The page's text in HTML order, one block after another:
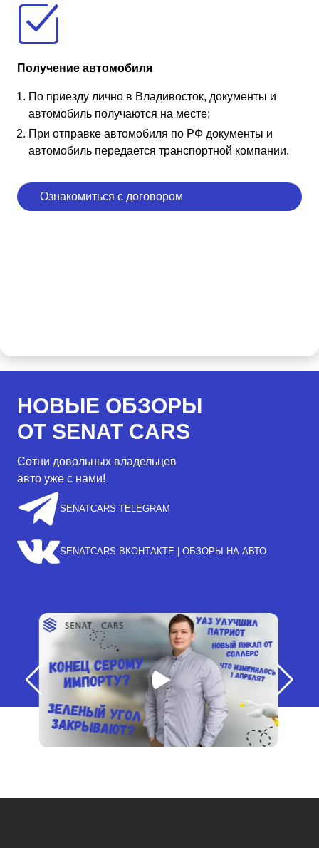
Получение автомобиля
По приезду лично в Владивосток, документы и
автомобиль получаются на месте;
При отправке автомобиля по РФ документы и
автомобиль передается транспортной компании.
Ознакомиться с договором
НОВЫЕ ОБЗОРЫ
ОТ SENAT CARS
Сотни довольных владельцев
авто уже с нами!
SENATCARS TELEGRAM
SENATCARS ВКОНТАКТЕ | ОБЗОРЫ НА АВТО